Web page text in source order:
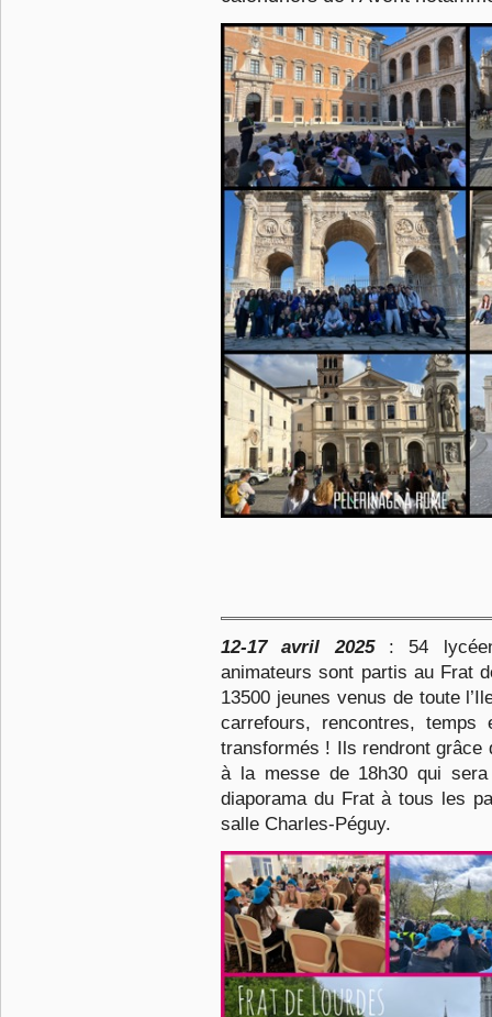
12-17 avril 2025: 54
animateurs sont partis au Frat
13500 jeunes venus de toute
carrefours, rencontres,
transformés ! Ils rendront grâce
à la messe de 18h30 qui
diaporama du Frat à tous les
salle Charles-Péguy.